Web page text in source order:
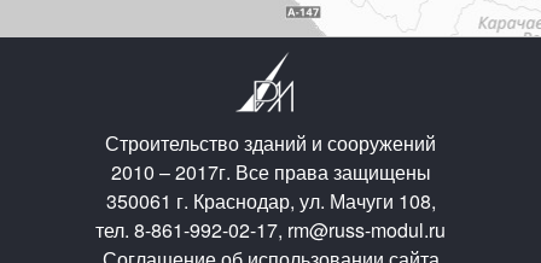
Строительство зданий и сооружений
2010 – 2017г. Все права защищены
350061 г. Краснодар, ул. Мачуги 108,
тел. 8-861-992-02-17, rm@russ-modul.ru